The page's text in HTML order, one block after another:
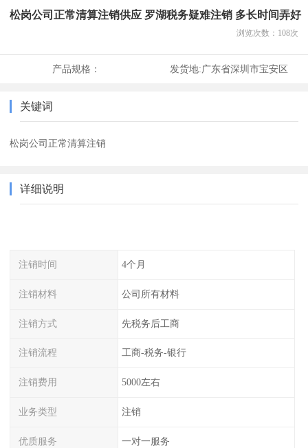
松岗公司正常清算注销供应 罗湖税务疑难注销 多长时间弄好
浏览次数： 108次
产品规格： 发货地:广东省深圳市宝安区
关键词
松岗公司正常清算注销
详细说明
注销时间 4个月
注销材料 公司所有材料
注销方式 先税务后工商
注销流程 工商-税务-银行
注销费用 5000左右
业务类型 注销
优质服务 一对一服务